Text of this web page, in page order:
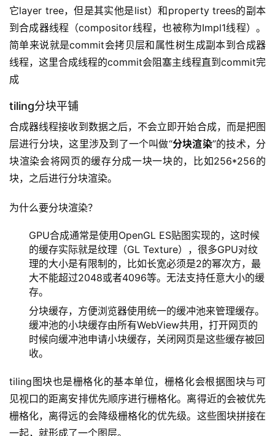
它layer tree，但是其实他是list）和property trees的副本
到合成器线程（compositor线程，也被称为Impl1线程）。
简单来说就是commit会拷贝层和属性树生成副本到合成器
线程，这里合成线程的commit会阻塞主线程直到commit完
成
tiling分块平铺
合成器线程接收到数据之后，不会立即开始合成，而是把图
层进行分块，这里涉及到了一个叫做“分块渲染”的技术，分
块渲染会将网页的缓存分成一块一块的，比如256*256的
块，之后进行分块渲染。
为什么要分块渲染？
GPU合成通常是使用OpenGL ES贴图实现的，这时候
的缓存实际就是纹理（GL Texture），很多GPU对纹
理的大小是有限制的，比如长宽必须是2的幂次方，最
大不能超过2048或者4096等。无法支持任意大小的缓
存。
分块缓存，方便浏览器使用统一的缓冲池来管理缓存。
缓冲池的小块缓存由所有WebView共用，打开网页的
时候向缓冲池申请小块缓存，关闭网页是这些缓存被回
收。
tiling图块也是栅格化的基本单位，栅格化会根据图块与可
见视口的距离安排优先顺序进行栅格化。离得近的会被优先
栅格化，离得远的会降级栅格化的优先级。这些图块拼接在
一起，就形成了一个图层。